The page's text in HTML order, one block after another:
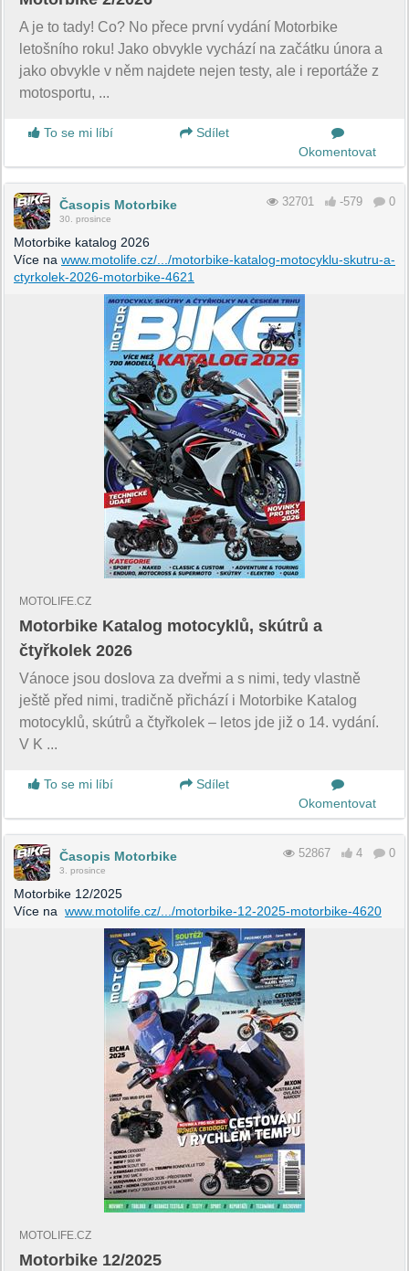
A je to tady! Co? No přece první vydání Motorbike
letošního roku! Jako obvykle vychází na začátku února a
jako obvykle v něm najdete nejen testy, ale i reportáže z
motosportu, ...
To se mi líbí
Sdílet
Okomentovat
Časopis Motorbike
30. prosince
32701 -579 0
Motorbike katalog 2026
Více na www.motolife.cz/.../motorbike-katalog-motocyklu-skutru-a-
ctyrkolek-2026-motorbike-4621
MOTOLIFE.CZ
Motorbike Katalog motocyklů, skútrů a
čtyřkolek 2026
Vánoce jsou doslova za dveřmi a s nimi, tedy vlastně
ještě před nimi, tradičně přichází i Motorbike Katalog
motocyklů, skútrů a čtyřkolek – letos jde již o 14. vydání.
V K ...
To se mi líbí
Sdílet
Okomentovat
Časopis Motorbike
3. prosince
52867 4 0
Motorbike 12/2025
Více na www.motolife.cz/.../motorbike-12-2025-motorbike-4620
MOTOLIFE.CZ
Motorbike 12/2025